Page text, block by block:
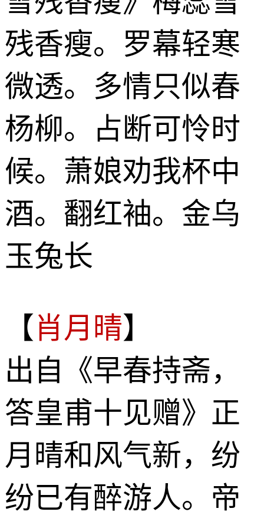
残香瘦。罗幕轻寒
微透。多情只似春
杨柳。占断可怜时
候。萧娘劝我杯中
酒。翻红袖。金乌
玉兔长
【 肖月晴】
出自《早春持斋，
答皇甫十见赠》正
月晴和风气新，纷
纷已有醉游人。帝